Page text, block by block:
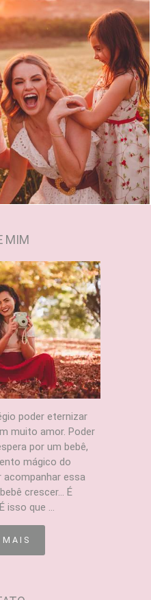
0
MIM
poder eternizar
muito amor. Poder
por um bebê,
mágico do
essa
crescer... É
isso que ...